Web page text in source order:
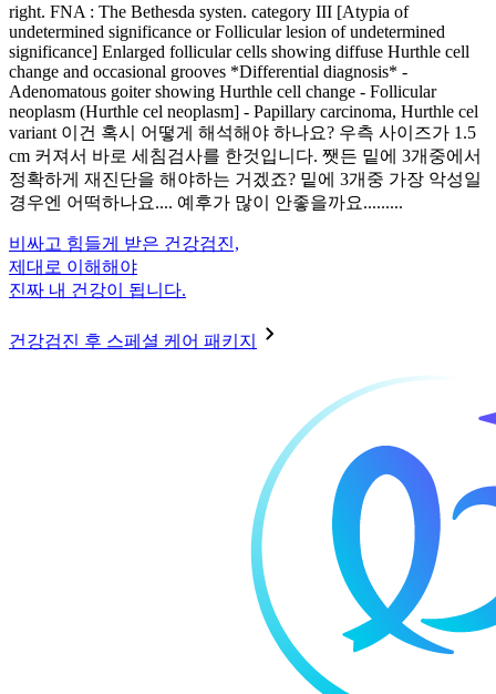
right. FNA : The Bethesda systen. category III [Atypia of
undetermined significance or Follicular lesion of undetermined
significance] Enlarged follicular cells showing diffuse Hurthle cell
change and occasional grooves *Differential diagnosis* -
Adenomatous goiter showing Hurthle cell change - Follicular
neoplasm (Hurthle cel neoplasm] - Papillary carcinoma, Hurthle cel
variant 이건 혹시 어떻게 해석해야 하나요? 우측 사이즈가 1.5
cm 커져서 바로 세침검사를 한것입니다. 쨋든 밑에 3개중에서
정확하게 재진단을 해야하는 거겠죠? 밑에 3개중 가장 악성일
경우엔 어떡하나요.... 예후가 많이 안좋을까요.........
비싸고 힘들게 받은 건강검진,
제대로 이해해야
진짜 내 건강이 됩니다.
건강검진 후 스페셜 케어 패키지